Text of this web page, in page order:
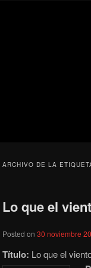
ARCHIVO DE LA
Lo que el
Posted on30 noviembre
Título: Lo que el